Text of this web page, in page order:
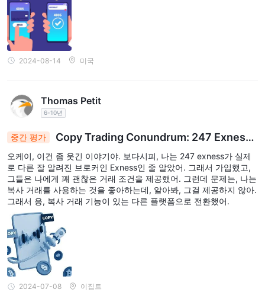
247 Exness는 초보자에게 좋은가요?
247 Exness는 초보자나 다른 트레이더들에게 권장되지 않습니다.
투명성의 부족, 의심스러운 규제 주장 및 인기 있는 거래 플랫폼의
부재로 인해 거래 활동에 적합하지 않습니다. 초보자들은 규제를 받
고 투명한 평판과 포괄적인 교육 자료를 갖춘 브로커를 찾아야 합니
247 Exness와 거래하는 것이 안전한가요?
247 Exness와의 거래는 매우 높은 위험을 수반할 것으로 보입니다.
부재는 이 브로커와의 거래가 안전하지 않음을 나타냅니다. 트레이
더들은 자신의 재정 안전을 우선시하여 규제를 받고 평판이 좋은 브
로커를 선택해야 합니다.
위험 경고
온라인 거래는 상당한 위험을 수반하며, 투자한 자본을 모두 잃을 수
있습니다. 모든 트레이더나 투자자에게 적합하지 않습니다. 위험 요
소를 이해하고, 이 리뷰에서 제공된 정보는 회사의 서비스 및 정책의
지속적인 업데이트로 인해 변경될 수 있음을 유의하십시오. 또한, 이
리뷰가 생성된 날짜도 고려해야 할 중요한 요소일 수 있으며, 정보가
변경될 수 있습니다.
2024-08-14 미국
Thomas Petit
6-10년
중간 평가
Copy Trading Conundrum: 247 Exness
로의 잘못된 여정
오케이, 이건 좀 웃긴 이야기야. 보다시피, 나는 247 exness가 실제
로 다른 잘 알려진 브로커인 Exness인 줄 알았어. 그래서 가입했고,
그들은 나에게 꽤 괜찮은 거래 조건을 제공했어. 그런데 문제는, 나는
복사 거래를 사용하는 것을 좋아하는데, 알아봐, 그걸 제공하지 않아.
그래서 응, 복사 거래 기능이 있는 다른 플랫폼으로 전환했어.
2024-07-08 이집트